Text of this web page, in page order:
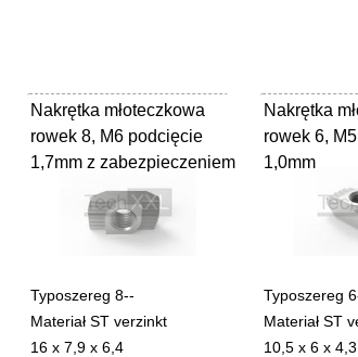
Nakrętka młoteczkowa
rowek 8, M6 podcięcie
1,7mm z zabezpieczeniem
Typoszereg 8--
Materiał ST verzinkt
16 x 7,9 x 6,4
Nakrętka
rowek 6,
1,0mm
Typoszereg
Materiał ST
10,5 x 6 x 4,3